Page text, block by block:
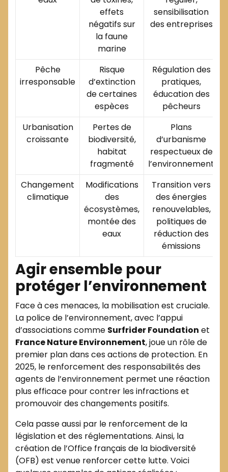
effets
négatifs sur
la faune
marine
sensibilisation
des entreprises
Pêche
irresponsable
Risque
d’extinction
de certaines
espèces
Régulation des
pratiques,
éducation des
pêcheurs
Urbanisation
croissante
Pertes de
biodiversité,
habitat
fragmenté
Plans
d’urbanisme
respectueux de
l’environnement
Changement
climatique
Modifications
des
écosystèmes,
montée des
eaux
Transition vers
des énergies
renouvelables,
politiques de
réduction des
émissions
Agir ensemble pour
protéger l’environnement
Face à ces menaces, la mobilisation est cruciale.
La police de l’environnement, avec l’appui
d’associations comme Surfrider Foundation et
France Nature Environnement, joue un rôle de
premier plan dans ces actions de protection. En
2025, le renforcement des responsabilités des
agents de l’environnement permet une réaction
plus efficace pour contrer les infractions et
promouvoir des changements positifs.
Cela passe aussi par le renforcement de la
législation et des réglementations. Ainsi, la
création de l’Office français de la biodiversité
(OFB) est venue renforcer cette lutte. Voici